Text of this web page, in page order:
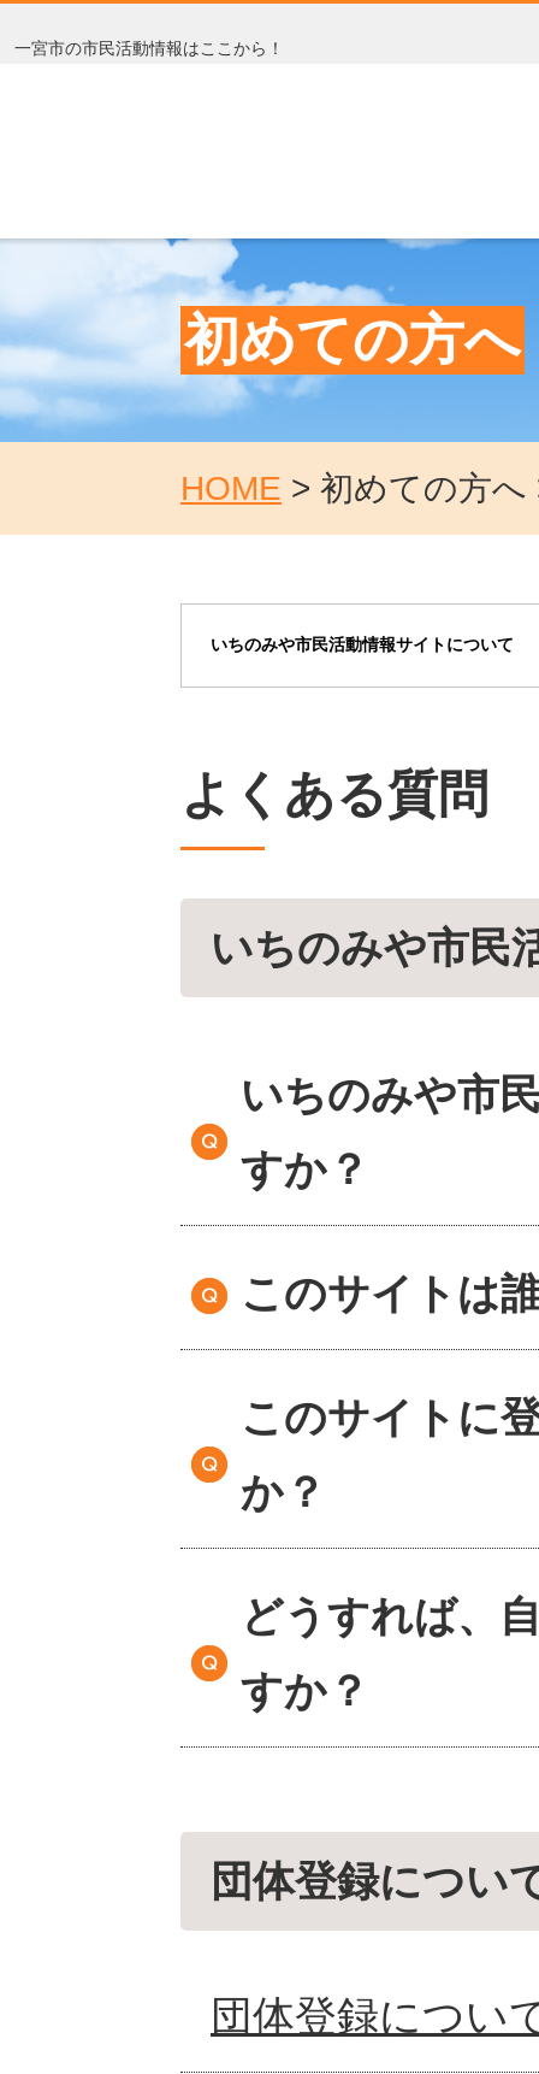
一宮市の市民活動情報はここから！
初めての方へ
HOME > 初めての方へ
いちのみや市民活動情報サイトについて
よくある質問
いちのみや市民
いちのみや市
すか？
このサイトは
このサイトに
か？
どうすれば、
すか？
団体登録につい
団体登録につい